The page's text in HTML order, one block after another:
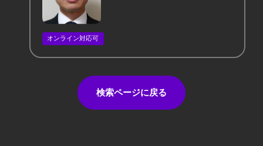
オンライン対応可
検索ページに戻る